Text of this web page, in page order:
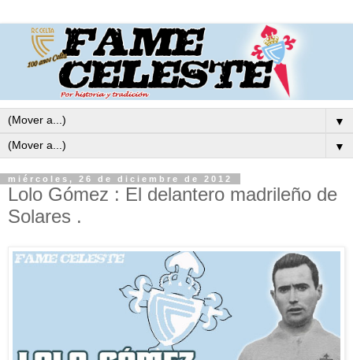
▼
▼
miércoles, 26 de diciembre de 2012
Lolo Gómez : El delantero madrileño de
Solares .